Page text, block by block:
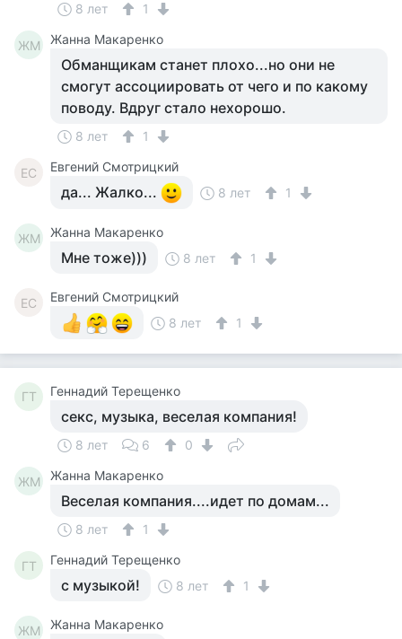
8 лет 1
ЖМ Жанна Макаренко
Обманщикам станет плохо...но они не
смогут ассоциировать от чего и по какому
поводу. Вдруг стало нехорошо.
8 лет 1
ЕС Евгений Смотрицкий
да... Жалко... 8 лет 1
ЖМ Жанна Макаренко
Мне тоже))) 8 лет 1
ЕС
Евгений Смотрицкий
8 лет
1
ГТ Геннадий Терещенко
секс, музыка, веселая компания!
8 лет 6 0
ЖМ Жанна Макаренко
Веселая компания....идет по домам...
8 лет 1
ГТ Геннадий Терещенко
с музыкой! 8 лет 1
ЖМ Жанна Макаренко